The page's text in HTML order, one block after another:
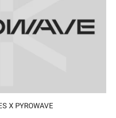
X PYROWAVE